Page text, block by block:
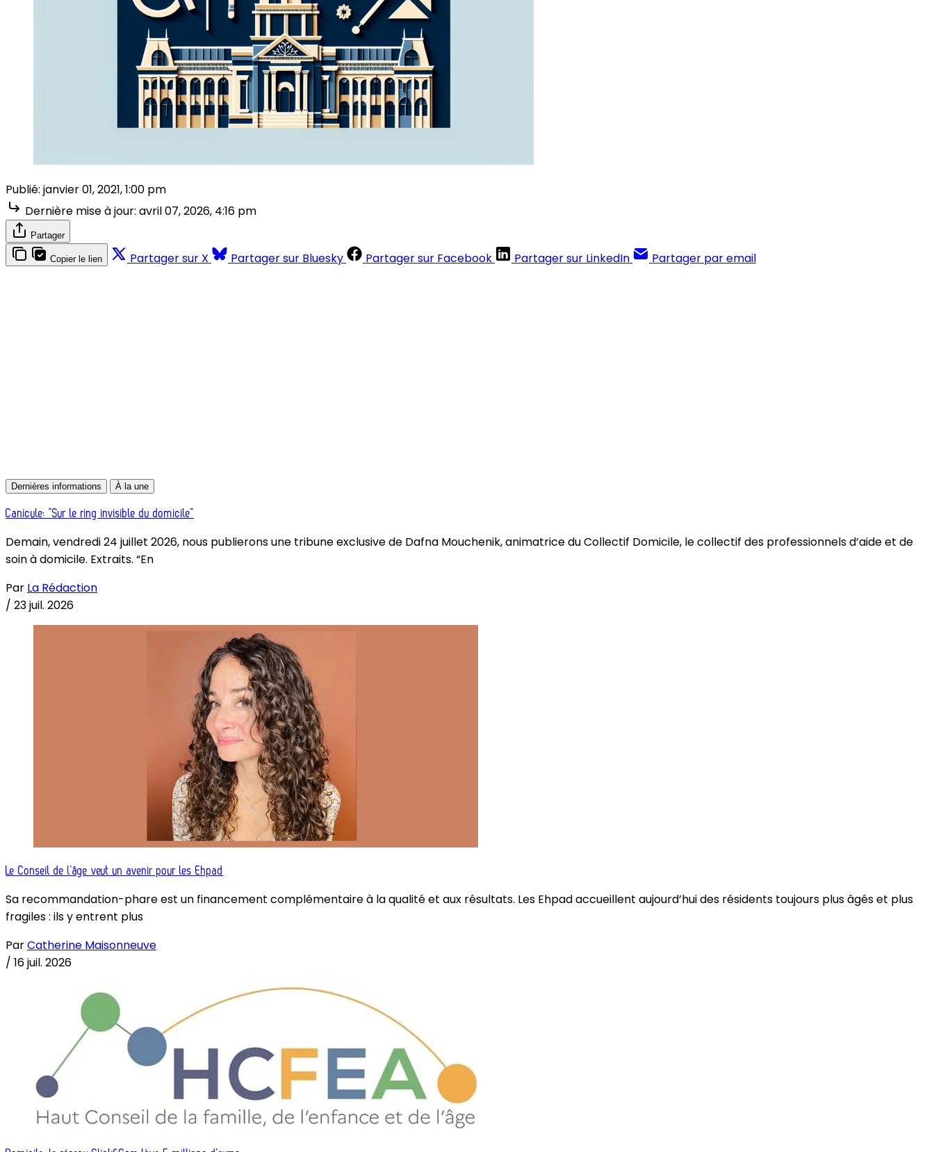
Publié: janvier 01, 2021, 1:00 pm
Dernière mise à jour: avril 07, 2026, 4:16 pm
Partager
Copier le lien Partager sur X Partager sur Bluesky Partager sur Facebook Partager sur LinkedIn Partager par email
Dernières informations À la une
Canicule: “Sur le ring invisible du domicile”
Demain, vendredi 24 juillet 2026, nous publierons une tribune exclusive de Dafna Mouchenik, animatrice du Collectif Domicile, le collectif des professionnels d’aide et de
soin à domicile. Extraits. “En
Par La Rédaction
/ 23 juil. 2026
Le Conseil de l’âge veut un avenir pour les Ehpad
Sa recommandation-phare est un financement complémentaire à la qualité et aux résultats. Les Ehpad accueillent aujourd’hui des résidents toujours plus âgés et plus
fragiles : ils y entrent plus
ParCatherine Maisonneuve
/ 16 juil. 2026